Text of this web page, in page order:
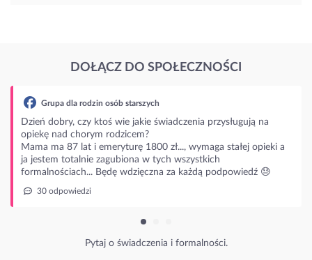
DOŁĄCZ DO SPOŁECZNOŚCI
na
opieki a
😓